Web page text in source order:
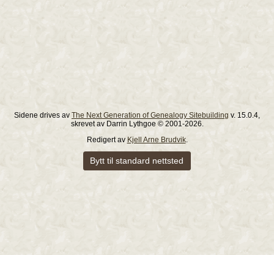
Sidene drives av The Next Generation of Genealogy Sitebuilding v. 15.0.4,
skrevet av Darrin Lythgoe © 2001-2026.
Redigert av Kjell Arne Brudvik.
Bytt til standard nettsted